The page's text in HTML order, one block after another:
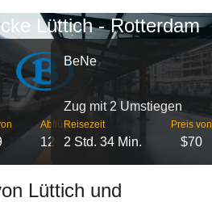
Lüttich - Rotterdam
Abflüge
12
BeNe
Zug mit 2 Umstiegen
Reisezeit
2 Std. 34 Min.
Preis von
$70
Lüttich und